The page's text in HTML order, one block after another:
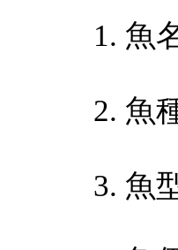
1. 魚
2. 魚
3. 魚